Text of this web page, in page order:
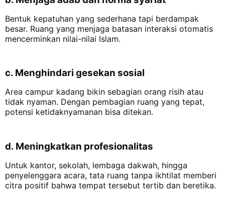
Bentuk kepatuhan yang sederhana tapi berdampak
besar. Ruang yang menjaga batasan interaksi otomatis
mencerminkan nilai-nilai Islam.
c. Menghindari gesekan sosial
Area campur kadang bikin sebagian orang risih atau
tidak nyaman. Dengan pembagian ruang yang tepat,
potensi ketidaknyamanan bisa ditekan.
d. Meningkatkan profesionalitas
Untuk kantor, sekolah, lembaga dakwah, hingga
penyelenggara acara, tata ruang tanpa ikhtilat memberi
citra positif bahwa tempat tersebut tertib dan beretika.